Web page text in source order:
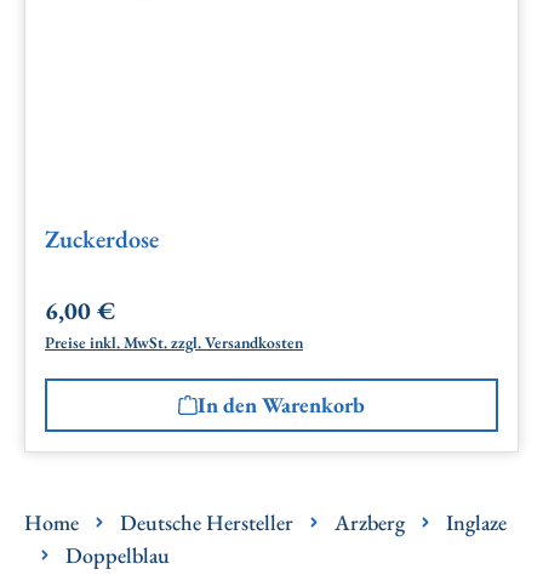
Zuckerdose
Regulärer Preis:
6,00 €
Preise inkl. MwSt. zzgl. Versandkosten
In den Warenkorb
Home Deutsche Hersteller Arzberg
Inglaze
Doppelblau